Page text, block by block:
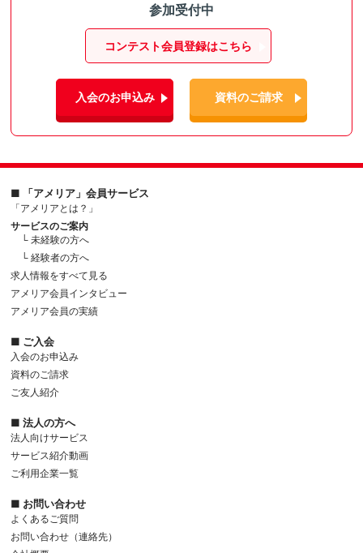
参加受付中
コンテスト会員登録はこちら
入会のお申込み 資料のご請求
■ 「アメリア」会員サービス
「アメリアとは？」
サービスのご案内
└ 未経験の方へ
└ 経験者の方へ
求人情報をすべて見る
アメリア会員インタビュー
アメリア会員の実績
■ ご入会
入会のお申込み
資料のご請求
ご友人紹介
■ 法人の方へ
法人向けサービス
サービス紹介動画
ご利用企業一覧
■ お問い合わせ
よくあるご質問
お問い合わせ（連絡先）